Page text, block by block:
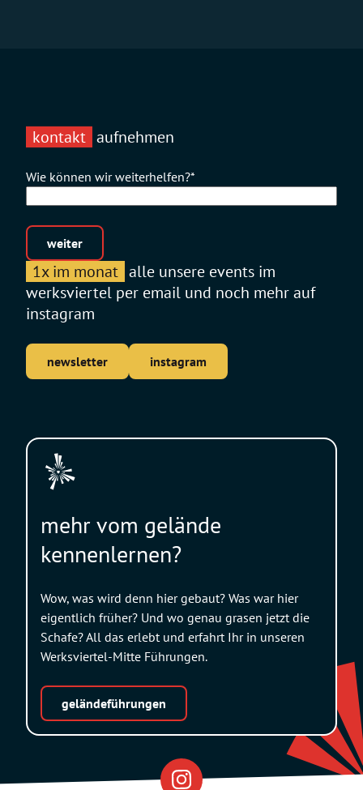
kontakt aufnehmen
Wie können wir weiterhelfen?*
weiter
1x im monat alle unsere events im
werksviertel per email und noch mehr auf
instagram
newsletter instagram
mehr vom gelände
kennenlernen?
Wow, was wird denn hier gebaut? Was war hier
eigentlich früher? Und wo genau grasen jetzt die
Schafe? All das erlebt und erfahrt Ihr in unseren
Werksviertel-Mitte Führungen.
geländeführungen